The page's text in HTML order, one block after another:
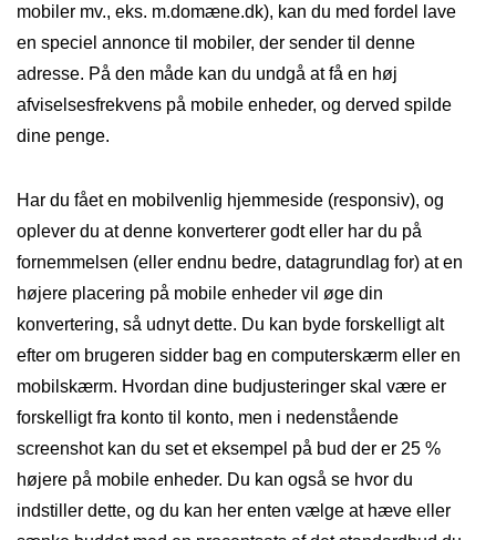
mobiler mv., eks. m.domæne.dk), kan du med fordel lave
en speciel annonce til mobiler, der sender til denne
adresse. På den måde kan du undgå at få en høj
afviselsesfrekvens på mobile enheder, og derved spilde
dine penge.
Har du fået en mobilvenlig hjemmeside (responsiv), og
oplever du at denne konverterer godt eller har du på
fornemmelsen (eller endnu bedre, datagrundlag for) at en
højere placering på mobile enheder vil øge din
konvertering, så udnyt dette. Du kan byde forskelligt alt
efter om brugeren sidder bag en computerskærm eller en
mobilskærm. Hvordan dine budjusteringer skal være er
forskelligt fra konto til konto, men i nedenstående
screenshot kan du set et eksempel på bud der er 25 %
højere på mobile enheder. Du kan også se hvor du
indstiller dette, og du kan her enten vælge at hæve eller